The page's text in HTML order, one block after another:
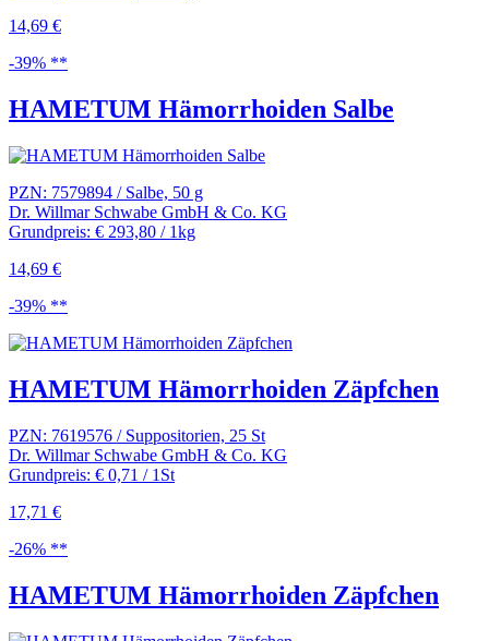
14,69 €
-39% **
HAMETUM Hämorrhoiden Salbe
PZN: 7579894 / Salbe, 50 g
Dr. Willmar Schwabe GmbH & Co. KG
Grundpreis: € 293,80 / 1kg
14,69 €
-39% **
HAMETUM Hämorrhoiden Zäpfchen
PZN: 7619576 / Suppositorien, 25 St
Dr. Willmar Schwabe GmbH & Co. KG
Grundpreis: € 0,71 / 1St
17,71 €
-26% **
HAMETUM Hämorrhoiden Zäpfchen